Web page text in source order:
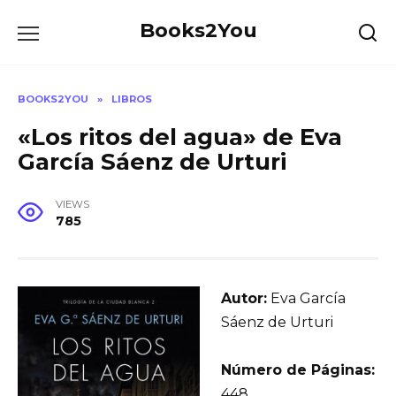
Books2You
BOOKS2YOU » LIBROS
«Los ritos del agua» de Eva
García Sáenz de Urturi
VIEWS
785
Autor: Eva García
Sáenz de Urturi
Número de Páginas: